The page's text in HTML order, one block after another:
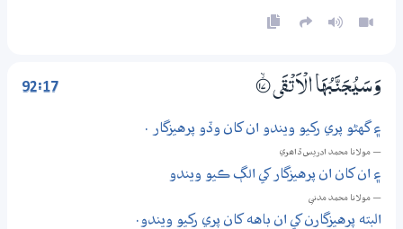
92:17 وَسَيُجَنَّبُهَا الْاَتْقَى ؀ۙ17
۽ گهڻو پري رکيو ويندو ان کان وڏو پرهيزگار .
— مولانا محمد ادريس ڏاھري
۽ ان کان ان پرهيزگار کي الڳ ڪيو ويندو
— مولانا محمد مدني
البته پرهيزگارن کي ان باهه کان پري رکيو ويندو.